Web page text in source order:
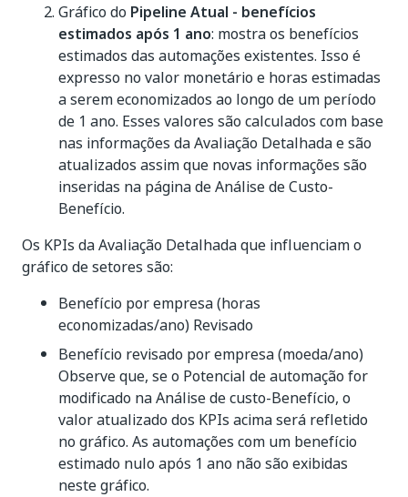
Gráfico do Pipeline Atual - benefícios
estimados após 1 ano: mostra os benefícios
estimados das automações existentes. Isso é
expresso no valor monetário e horas estimadas
a serem economizados ao longo de um período
de 1 ano. Esses valores são calculados com base
nas informações da Avaliação Detalhada e são
atualizados assim que novas informações são
inseridas na página de Análise de Custo-
Benefício.
Os KPIs da Avaliação Detalhada que influenciam o
gráfico de setores são:
Benefício por empresa (horas
economizadas/ano) Revisado
Benefício revisado por empresa (moeda/ano)
Observe que, se o Potencial de automação for
modificado na Análise de custo-Benefício, o
valor atualizado dos KPIs acima será refletido
no gráfico. As automações com um benefício
estimado nulo após 1 ano não são exibidas
neste gráfico.